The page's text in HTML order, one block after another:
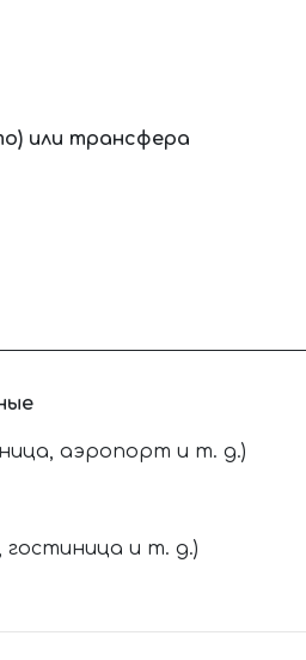
или трансфера
аэропорт и т. д.)
и т. д.)